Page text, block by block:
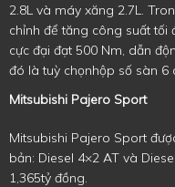
2.8L và máy xăng 2.7L.
chỉnh để tăng công suất
cực đại đạt 500 Nm, dẫn
đó là tuỳ chọnhộp số sàn 6
Mitsubishi Pajero Sport
Mitsubishi Pajero Sport
bản: Diesel 4×2 AT và
1,365tỷ đồng.